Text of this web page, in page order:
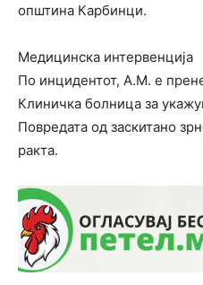
општина Карбинци.
Медицинска интервенција
По инцидентот, А.М. е
Клиничка болница за
Повредата од заскитано
ракта.